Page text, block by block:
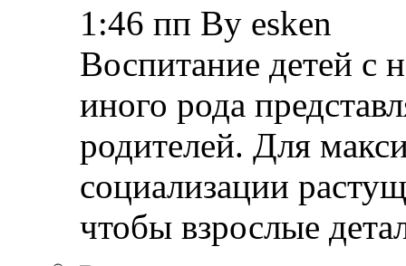
1:46 пп By esken
Воспитание детей с
иного рода
родителей. Для
социализации
чтобы взрослые